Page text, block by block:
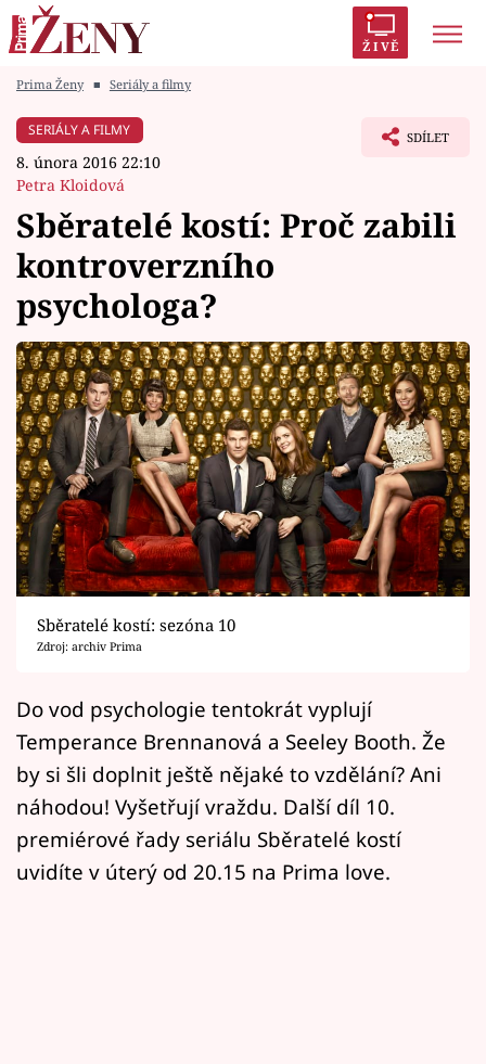
ŽIVĚ
Módní alarm
Témata
Celebrity
Vztahy
Seriály
Horoskopy
Sledujte prima+
Filmový festival Karlovy Vary
Pořady
Mámy sobě
Přihlášení
Sledujte nás
Prima Ženy ■ Seriály a filmy
SERIÁLY A FILMY
8. února 2016 22:10
Petra Kloidová
SDÍLET
Sběratelé kostí: Proč zabili
kontroverzního
psychologa?
Sběratelé kostí: sezóna 10
Zdroj: archiv Prima
Do vod psychologie tentokrát vyplují
Temperance Brennanová a Seeley Booth. Že
by si šli doplnit ještě nějaké to vzdělání? Ani
náhodou! Vyšetřují vraždu. Další díl 10.
premiérové řady seriálu Sběratelé kostí
uvidíte v úterý od 20.15 na Prima love.